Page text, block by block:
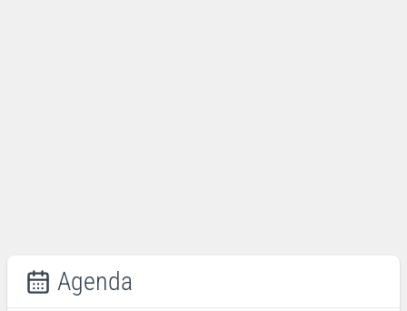
Agenda